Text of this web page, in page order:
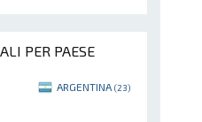
PER PAESE
ARGENTINA (23)